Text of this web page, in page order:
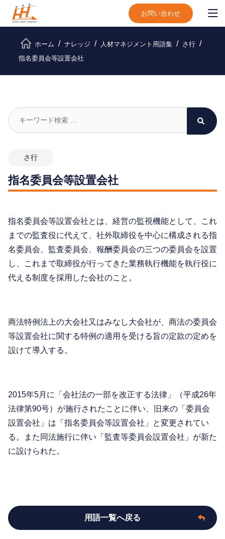
お問い合わせ
ホーム ナレッジ 人材マネジメント用語集
さ行
指名委員会等設置会社
さ行
指名委員会等設置会社
指名委員会等設置会社とは、経営の監視機能として、これ
までの監査役に代えて、社外取締役を中心に構成される指
名委員会、監査委員会、報酬委員会の三つの委員会を設置
し、これまで取締役が行ってきた業務執行機能を執行役に
代える制度を採用した会社のこと。
商法特例法上の大会社又はみなし大会社が、商法の委員会
等設置会社に関する特例の適用を受ける旨の定款の定めを
設けて導入する。
2015年5月に「会社法の一部を改正する法律」（平成26年
法律第90号）が施行されたことに伴い、旧来の「委員会
設置会社」は「指名委員会等設置会社」と変更されてい
る。また同法施行に伴い「監査等委員会設置会社」が新た
に設けられた。
用語一覧へ戻る